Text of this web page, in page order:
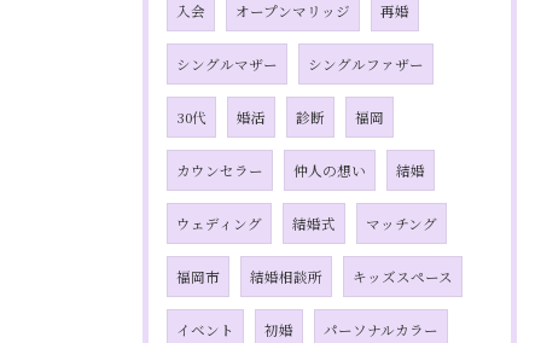
入会 オープンマリッジ 再婚
シングルマザー シングルファザー
30代 婚活 診断 福岡
カウンセラー 仲人の想い 結婚
ウェディング 結婚式 マッチング
福岡市 結婚相談所 キッズスペース
イベント 初婚 パーソナルカラー